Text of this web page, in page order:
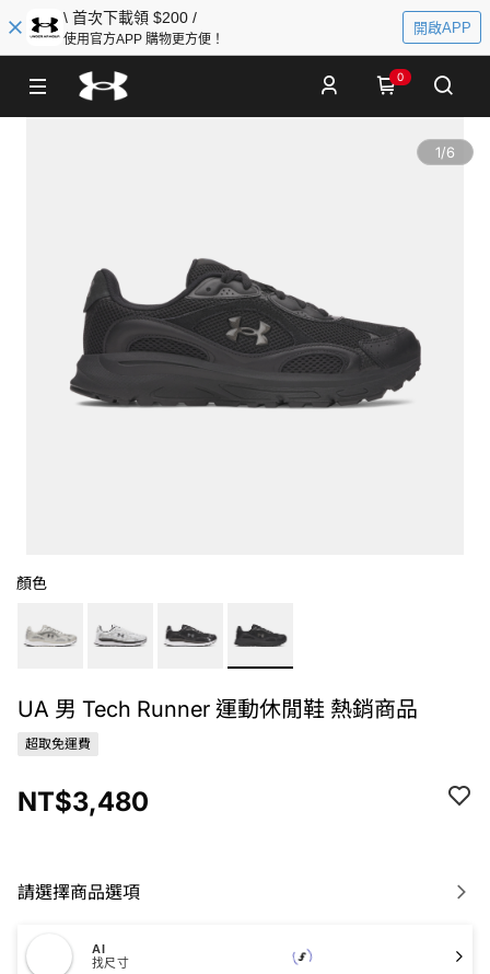
\ 首次下載領 $200 /
使用官方APP 購物更方便！
開啟APP
0
1/6
顏色
UA 男 Tech Runner 運動休閒鞋 熱銷商品
超取免運費
NT$3,480
請選擇商品選項
AI
找尺寸